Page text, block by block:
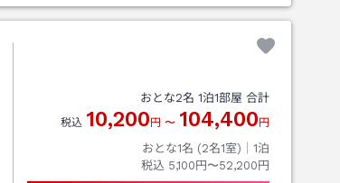
おとな2名 1泊1部屋 合計
税込 10,200 円 〜 104,400 円
おとな1名 (2名1室)｜ 1泊
税込 5,100円〜52,200円